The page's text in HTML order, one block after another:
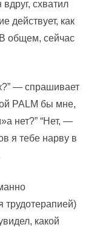
схватил
действует, как
общем, сейчас
— спрашивает
PALM бы мне,
нет?” “Hет, —
я тебе нарву в
трудотерапией)
какой